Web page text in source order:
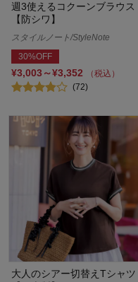
週3使えるコクーンブラウス
【防シワ】
スタイルノート/StyleNote
30%OFF
¥3,003～¥3,352
（税込）
(72)
大人のシアー切替えTシャツ